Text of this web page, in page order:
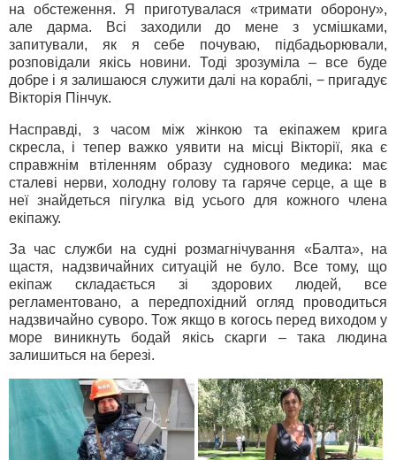
на обстеження. Я приготувалася «тримати оборону»,
але дарма. Всі заходили до мене з усмішками,
запитували, як я себе почуваю, підбадьорювали,
розповідали якісь новини. Тоді зрозуміла – все буде
добре і я залишаюся служити далі на кораблі, − пригадує
Вікторія Пінчук.
Насправді, з часом між жінкою та екіпажем крига
скресла, і тепер важко уявити на місці Вікторії, яка є
справжнім втіленням образу суднового медика: має
сталеві нерви, холодну голову та гаряче серце, а ще в
неї знайдеться пігулка від усього для кожного члена
екіпажу.
За час служби на судні розмагнічування «Балта», на
щастя, надзвичайних ситуацій не було. Все тому, що
екіпаж складається зі здорових людей, все
регламентовано, а передпохідний огляд проводиться
надзвичайно суворо. Тож якщо в когось перед виходом у
море виникнуть бодай якісь скарги – така людина
залишиться на березі.